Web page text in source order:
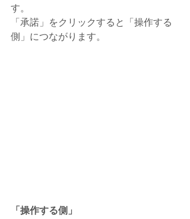
す。
「承諾」をクリックすると「操作する
側」につながります。
「操作する側」